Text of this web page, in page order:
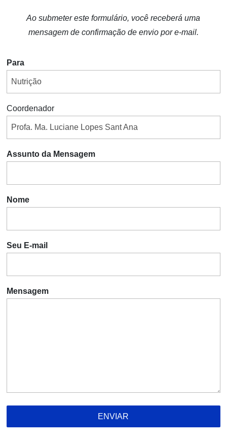
Ao submeter este formulário, você receberá uma
mensagem de confirmação de envio por e-mail.
Para
Coordenador
Assunto da Mensagem
Nome
Seu E-mail
Mensagem
ENVIAR